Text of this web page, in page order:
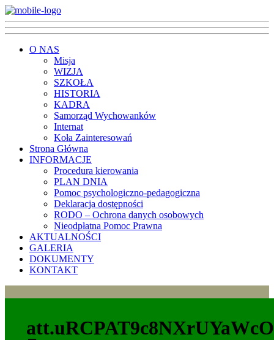
O NAS
Misja
WIZJA
SZKOŁA
HISTORIA
KADRA
Samorząd Wychowanków
Internat
Koła Zainteresowań
Strona Główna
INFORMACJE
Procedura kierowania
PLAN DNIA
Pomoc psychologiczno-pedagogiczna
Deklaracja dostępności
RODO – Ochrona danych osobowych
Nieodpłatna Pomoc Prawna
AKTUALNOŚCI
GALERIA
DOKUMENTY
KONTAKT